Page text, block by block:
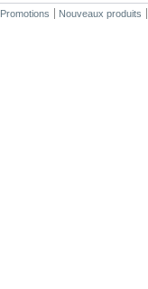
Promotions Nouveaux produits